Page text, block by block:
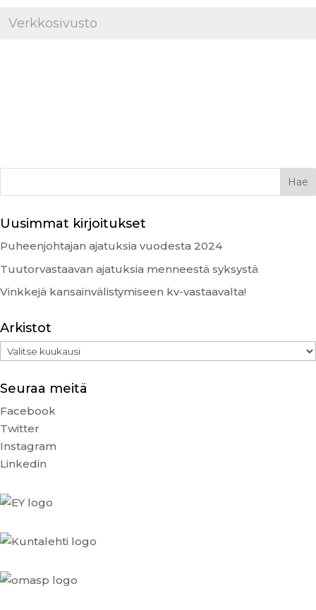
Uusimmat kirjoitukset
Puheenjohtajan ajatuksia vuodesta 2024
Tuutorvastaavan ajatuksia menneestä syksystä
Vinkkejä kansainvälistymiseen kv-vastaavalta!
Arkistot
Arkistot
Seuraa meitä
Facebook
Twitter
Instagram
Linkedin